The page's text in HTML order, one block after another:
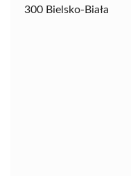
300 Bielsko-Biała